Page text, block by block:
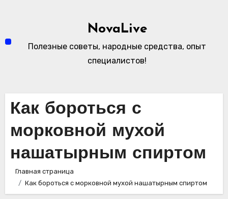
NovaLive
Полезные советы, народные средства, опыт
специалистов!
Как бороться с
морковной мухой
нашатырным спиртом
Главная страница
Как бороться с морковной мухой нашатырным спиртом